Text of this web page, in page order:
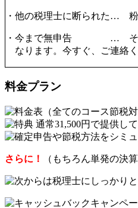
・他の税理士に断られた… 粉
・今まで無申告 … そのま
なります。今すぐ、ご連絡
料金プラン
さらに！ （もちろん単発の決